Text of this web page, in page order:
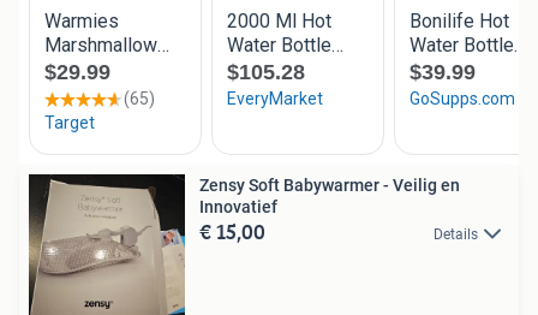
Zensy Soft Babywarmer - Veilig en
Innovatief
€ 15,00 Details